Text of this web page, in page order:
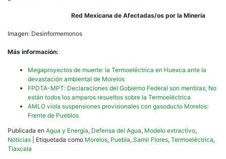
Red Mexicana de Afectadas/os por la Minería
Imagen: Desinformemonos
Más información:
Megaproyectos de muerte: la Termoeléctrica en Huexca ante la
devastación ambiental de Morelos
FPDTA-MPT: Declaraciones del Gobierno Federal son mentiras; No
están todos los amparos resueltos sobre la Termoeléctrica
AMLO viola suspensiones provisionales con gasoducto Morelos:
Frente de Pueblos
Publicada en Agua y Energía, Defensa del Agua, Modelo extractivo,
Noticias
Etiquetada como Morelos, Puebla, Samir Flores, Termoeléctrica,
Tlaxcala